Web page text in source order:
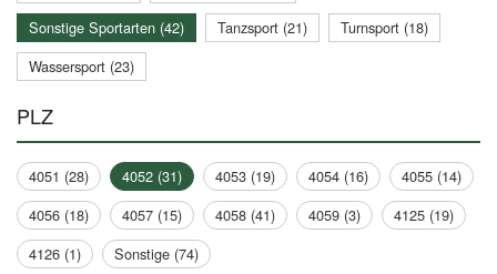
Sonstige Sportarten (42)
Tanzsport (21)
Turnsport (18)
Wassersport (23)
PLZ
4051 (28) 4052 (31) 4053 (19) 4054 (16)
4055 (14)
4056 (18)
4057 (15) 4058 (41) 4059 (3)
4125 (19)
4126 (1)
Sonstige (74)